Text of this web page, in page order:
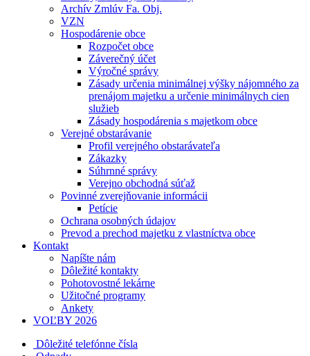
Archív Zmlúv Fa. Obj.
VZN
Hospodárenie obce
Rozpočet obce
Záverečný účet
Výročné správy
Zásady určenia minimálnej výšky nájomného za
prenájom majetku a určenie minimálnych cien
služieb
Zásady hospodárenia s majetkom obce
Verejné obstarávanie
Profil verejného obstarávateľa
Zákazky
Súhrnné správy
Verejno obchodná súťaž
Povinné zverejňovanie informácii
Petície
Ochrana osobných údajov
Prevod a prechod majetku z vlastníctva obce
Kontakt
Napíšte nám
Dôležité kontakty
Pohotovostné lekárne
Užitočné programy
Ankety
VOĽBY 2026
Dôležité telefónne čísla